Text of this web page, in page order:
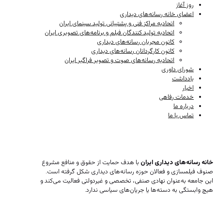
روز آغاز
اعضای خانه رسانه‌های دیداری
اتحادیه مراکز فنی و پشتیبانی تولید سینمای ایران
اتحادیه تولید کنندگان فیلم و برنامه‌های تصویری ایران
کانون مجریان رسانه‌های دیداری
کانون کارگردانان رسانه‌های دیداری
اتحادیه رسانه‌های صوت و تصویر فراگیر ایران
شورای داوری
یادداشت
اخبار
خدمات رفاهی
درباره ما
تماس با ما
خانه رسانه‌های دیداری ایران با هدف حمایت از حقوق و منافع مشروع
صنوف فیلمسازی و فعالان حوزه رسانه‌های دیداری شکل گرفته است.
این جامعه به‌عنوان نهادی صنفی، تخصصی و غیردولتی فعالیت می‌کند و
هیچ وابستگی به دسته‌ها یا جریان‌های سیاسی ندارد.